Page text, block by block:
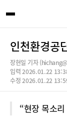
인천환경공
장현일 기자
입력 2026.01.22
수정 2026.01.22
“현장 목소